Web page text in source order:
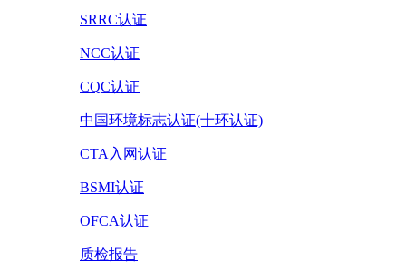
SRRC认证
NCC认证
CQC认证
中国环境标志认证(十环认证)
CTA入网认证
BSMI认证
OFCA认证
质检报告